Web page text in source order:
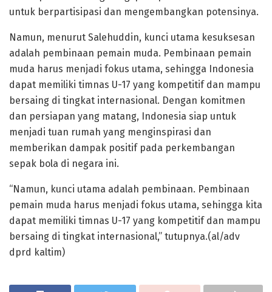
untuk berpartisipasi dan mengembangkan potensinya.
Namun, menurut Salehuddin, kunci utama kesuksesan
adalah pembinaan pemain muda. Pembinaan pemain
muda harus menjadi fokus utama, sehingga Indonesia
dapat memiliki timnas U-17 yang kompetitif dan mampu
bersaing di tingkat internasional. Dengan komitmen
dan persiapan yang matang, Indonesia siap untuk
menjadi tuan rumah yang menginspirasi dan
memberikan dampak positif pada perkembangan
sepak bola di negara ini.
“Namun, kunci utama adalah pembinaan. Pembinaan
pemain muda harus menjadi fokus utama, sehingga kita
dapat memiliki timnas U-17 yang kompetitif dan mampu
bersaing di tingkat internasional,” tutupnya.(al/adv
dprd kaltim)